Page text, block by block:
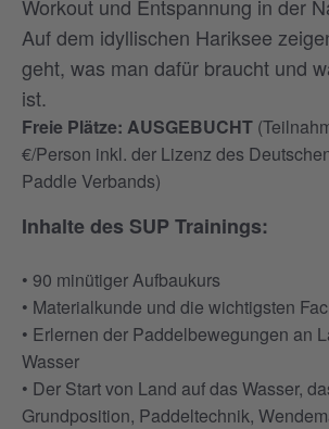
Workout und Entspannung in der
Auf dem idyllischen Hariksee
geht, was man dafür braucht und
ist.
Freie Plätze: AUSGEBUCHT
€/Person inkl. der Lizenz des
Paddle Verbands)
Inhalte des SUP Trainings:
• 90 minütiger Aufbaukurs
• Materialkunde und die wichtigsten
• Erlernen der Paddelbewegungen an
Wasser
• Der Start von Land auf das Wasser,
Grundposition, Paddeltechnik,